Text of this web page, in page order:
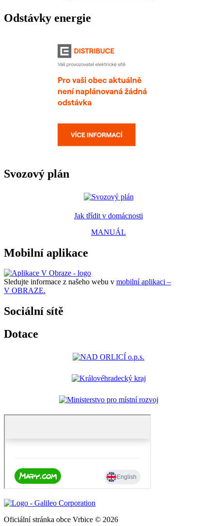
Odstávky energie
Svozový plán
Jak třídit v domácnosti
MANUÁL
Mobilní aplikace
Sledujte informace z našeho webu v mobilní aplikaci –
V OBRAZE.
Sociální sítě
Dotace
Oficiální stránka obce Vrbice © 2026